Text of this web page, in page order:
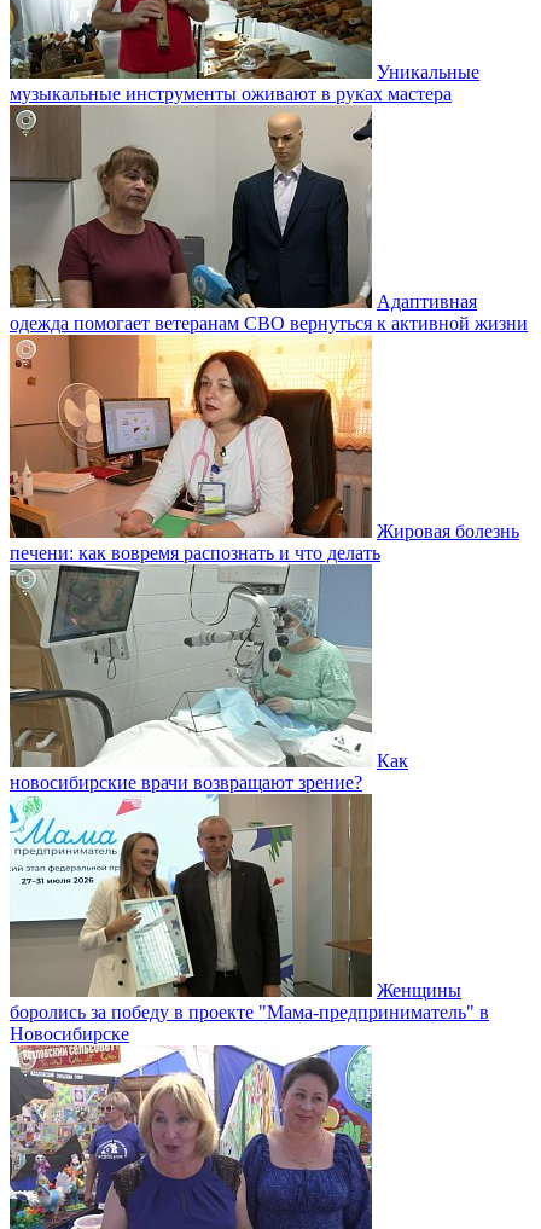
Уникальные
музыкальные инструменты оживают в руках мастера
Адаптивная
одежда помогает ветеранам СВО вернуться к активной жизни
Жировая болезнь
печени: как вовремя распознать и что делать
Как
новосибирские врачи возвращают зрение?
Женщины
боролись за победу в проекте "Мама-предприниматель" в
Новосибирске